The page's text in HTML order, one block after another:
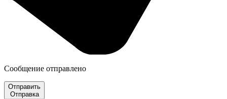
Сообщение отправлено
Отправить
Отправка